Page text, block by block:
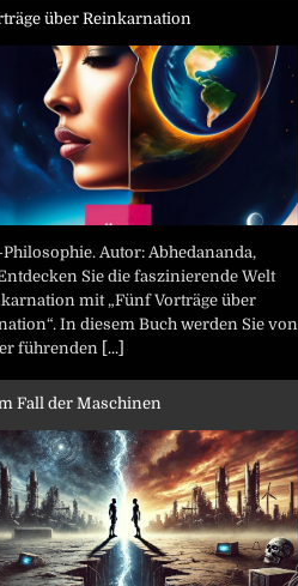
über Reinkarnation
Philosophie. Autor: Abhedananda,
Sie die faszinierende Welt
mit „Fünf Vorträge über
In diesem Buch werden Sie von
führenden [...]
Fall der Maschinen